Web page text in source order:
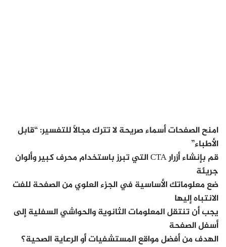
امنح الصفحات أسماء صريحة لا تترك مجالًا للتفسير: “قابل
الأطباء”
قم بإنشاء أزرار CTA التي تبرز باستخدام محرف كبير وألوان
جريئة
ضع معلوماتك الأساسية في الجزء العلوي من الصفحة للفت
الانتباه إليها
يجب أن تنتقل المعلومات الثانوية والحواشي السفلية إلى
أسفل الصفحة
الهدف من أفضل مواقع المستشفيات أو الرعاية الصحية؟